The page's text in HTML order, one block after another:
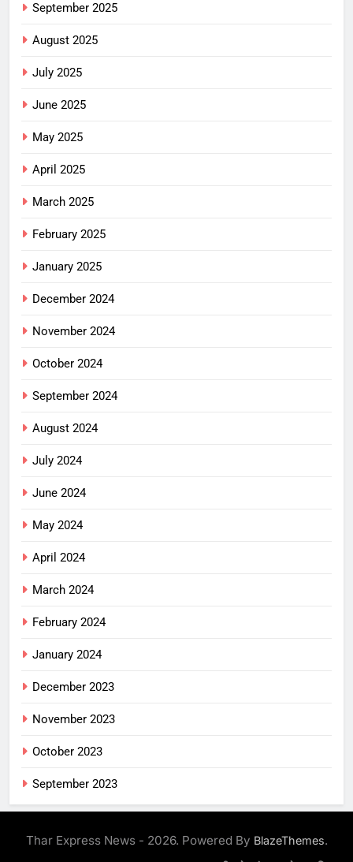
September 2025
August 2025
July 2025
June 2025
May 2025
April 2025
March 2025
February 2025
January 2025
December 2024
November 2024
October 2024
September 2024
August 2024
July 2024
June 2024
May 2024
April 2024
March 2024
February 2024
January 2024
December 2023
November 2023
October 2023
September 2023
Thar Express News - 2026. Powered By BlazeThemes.